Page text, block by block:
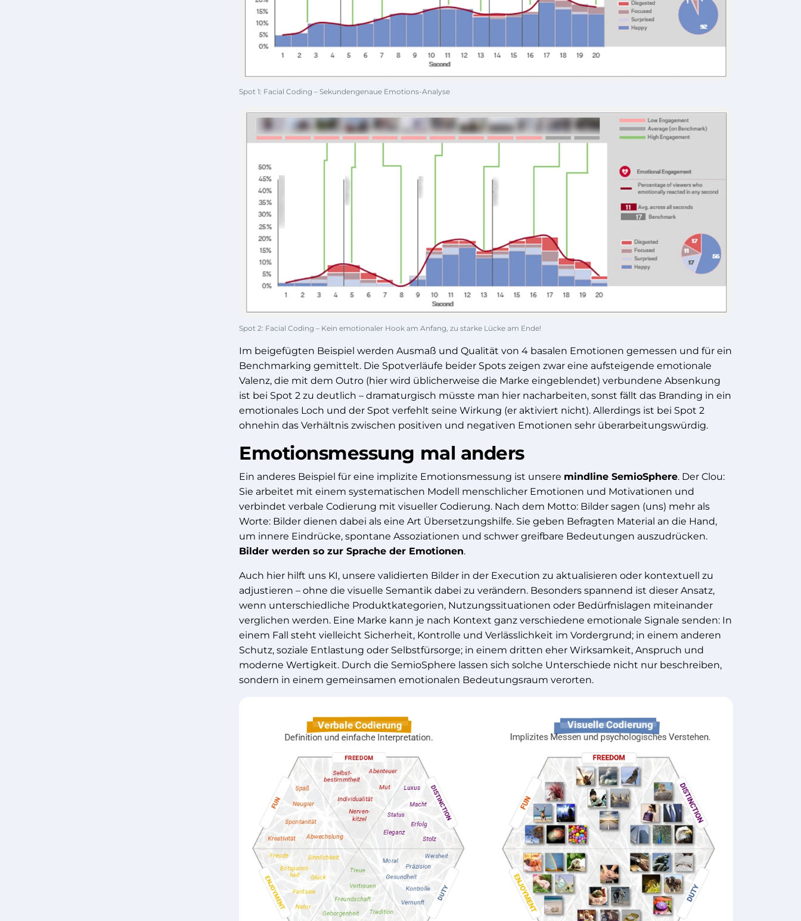
Spot 1: Facial Coding – Sekundengenaue Emotions-Analyse
Spot 2: Facial Coding – Kein emotionaler Hook am Anfang, zu starke Lücke am Ende!
Im beigefügten Beispiel werden Ausmaß und Qualität von 4 basalen Emotionen gemessen und für ein
Benchmarking gemittelt. Die Spotverläufe beider Spots zeigen zwar eine aufsteigende emotionale
Valenz, die mit dem Outro (hier wird üblicherweise die Marke eingeblendet) verbundene Absenkung
ist bei Spot 2 zu deutlich – dramaturgisch müsste man hier nacharbeiten, sonst fällt das Branding in ein
emotionales Loch und der Spot verfehlt seine Wirkung (er aktiviert nicht). Allerdings ist bei Spot 2
ohnehin das Verhältnis zwischen positiven und negativen Emotionen sehr überarbeitungswürdig.
Emotionsmessung mal anders
Ein anderes Beispiel für eine implizite Emotionsmessung ist unsere mindline SemioSphere. Der Clou:
Sie arbeitet mit einem systematischen Modell menschlicher Emotionen und Motivationen und
verbindet verbale Codierung mit visueller Codierung. Nach dem Motto: Bilder sagen (uns) mehr als
Worte: Bilder dienen dabei als eine Art Übersetzungshilfe. Sie geben Befragten Material an die Hand,
um innere Eindrücke, spontane Assoziationen und schwer greifbare Bedeutungen auszudrücken.
Bilder werden so zur Sprache der Emotionen.
Auch hier hilft uns KI, unsere validierten Bilder in der Execution zu aktualisieren oder kontextuell zu
adjustieren – ohne die visuelle Semantik dabei zu verändern. Besonders spannend ist dieser Ansatz,
wenn unterschiedliche Produktkategorien, Nutzungssituationen oder Bedürfnislagen miteinander
verglichen werden. Eine Marke kann je nach Kontext ganz verschiedene emotionale Signale senden: In
einem Fall steht vielleicht Sicherheit, Kontrolle und Verlässlichkeit im Vordergrund; in einem anderen
Schutz, soziale Entlastung oder Selbstfürsorge; in einem dritten eher Wirksamkeit, Anspruch und
moderne Wertigkeit. Durch die SemioSphere lassen sich solche Unterschiede nicht nur beschreiben,
sondern in einem gemeinsamen emotionalen Bedeutungsraum verorten.